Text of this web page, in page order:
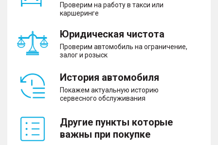
Проверим на работу в такси или
каршеринге
Юридическая чистота
Проверим автомобиль на ограничение,
залог и розыск
История автомобиля
Покажем актуальную историю
сервесного обслуживания
Другие пункты которые
важны при покупке